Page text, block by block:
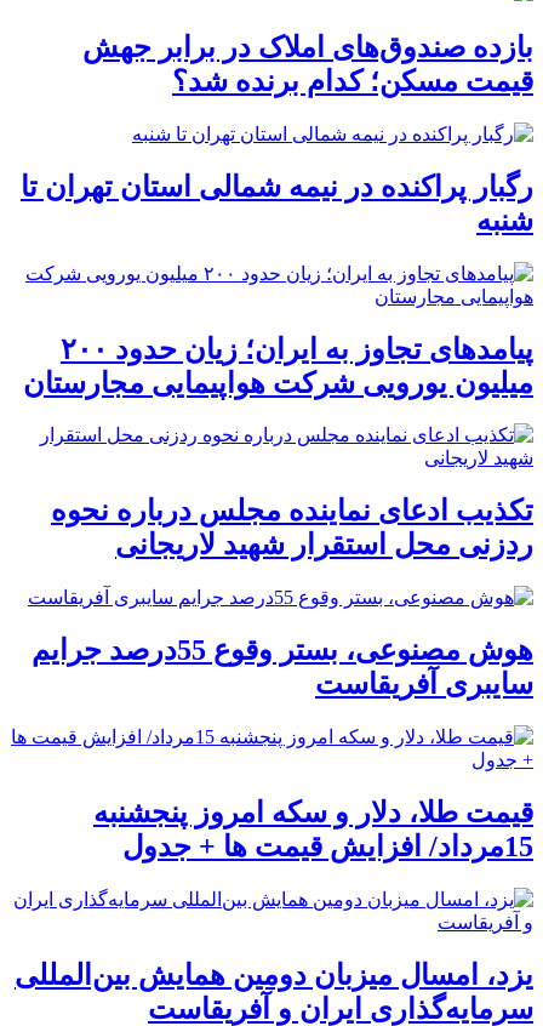
بازده صندوق‌های املاک در برابر جهش
قیمت مسکن؛ کدام برنده شد؟
رگبار پراکنده در نیمه شمالی استان تهران تا
شنبه
پیامدهای تجاوز به ایران؛ زیان حدود ۲۰۰
میلیون یورویی شرکت هواپیمایی مجارستان
تکذیب ادعای نماینده مجلس درباره نحوه
ردزنی محل استقرار شهید لاریجانی
هوش مصنوعی، بستر وقوع 55درصد جرایم
سایبری آفریقاست
قیمت طلا، دلار و سکه امروز پنجشنبه
15مرداد/ افزایش قیمت ها + جدول
یزد، امسال میزبان دومین همایش بین‌المللی
سرمایه‌گذاری ایران و آفریقاست